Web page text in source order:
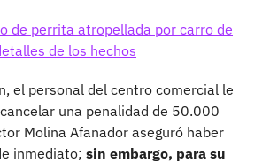
de perrita atropellada por carro de
de los hechos
el personal del centro comercial le
una penalidad de 50.000
Molina Afanador aseguró haber
inmediato; sin embargo, para su